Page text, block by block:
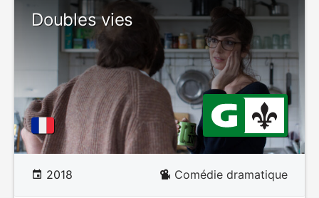
Doubles vies
2018 Comédie dramatique